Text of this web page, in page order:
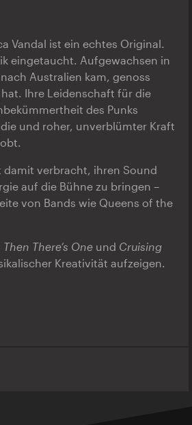
Vandal ist ein echtes Original.
eingetaucht. Aufgewachsen in
Australien kam, genoss
Ihre Leidenschaft für die
des Punks
und roher, unverblümter Kraft
damit verbracht, ihren Sound
auf die Bühne zu bringen –
von Bands wie Queens of the
Then There’s Oneund Cruising
Kreativität aufzeigen.